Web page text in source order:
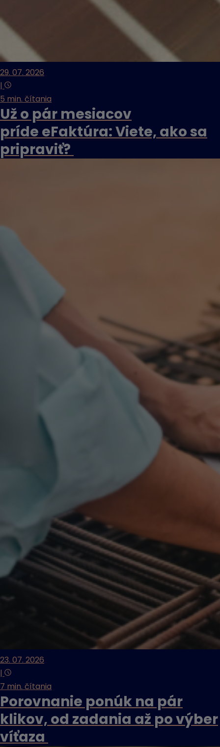
29. 07. 2026
|
5 min. čítania
Už o pár mesiacov
príde eFaktúra: Viete, ako sa
pripraviť?
23. 07. 2026
|
7 min. čítania
Porovnanie ponúk na pár
klikov, od zadania až po výber
víťaza